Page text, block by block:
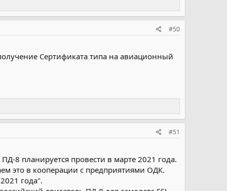
#50
Сертификата типа на авиационный
#51
8 планируется провести в марте 2021 года.
это в кооперации с предприятиями ОДК.
года".